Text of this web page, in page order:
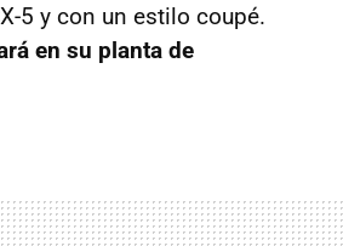
5 y con un estilo coupé.
en su planta de